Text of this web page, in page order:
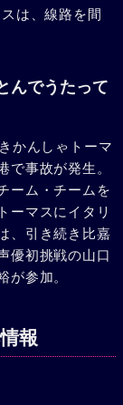
は、線路を間
んでうたって
かんしゃトーマ
で事故が発生。
ーム・チームを
ーマスにイタリ
、引き続き比嘉
優初挑戦の山口
が参加。
報